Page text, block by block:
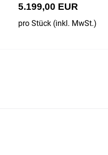
5.199,00 EUR
pro Stück (inkl. MwSt.)